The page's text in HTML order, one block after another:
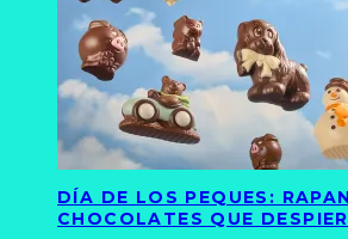
DÍA DE LOS PEQUES:
CHOCOLATES QUE